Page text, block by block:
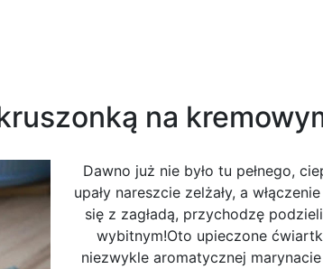
na
Dawno już nie było tu pełnego,
upały nareszcie zelżały, a
się z zagładą, przychodzę
wybitnym!Oto upieczone
niezwykle aromatycznej